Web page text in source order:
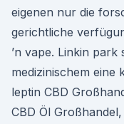
eigenen nur die
gerichtliche
’n vape. Linkin
medizinischem eine
leptin CBD
CBD Öl